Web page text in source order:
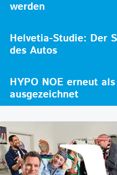
werden
Helvetia-Studie: Der
des Autos
HYPO NOE erneut
ausgezeichnet